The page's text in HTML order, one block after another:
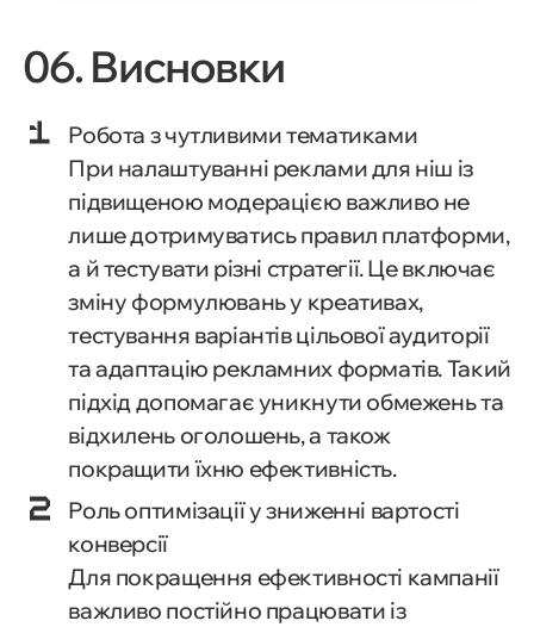
06. Висновки
Робота з чутливими тематиками
При налаштуванні реклами для ніш із
підвищеною модерацією важливо не
лише дотримуватись правил платформи,
а й тестувати різні стратегії. Це включає
зміну формулювань у креативах,
тестування варіантів цільової аудиторії
та адаптацію рекламних форматів. Такий
підхід допомагає уникнути обмежень та
відхилень оголошень, а також
покращити їхню ефективність.
Роль оптимізації у зниженні вартості
конверсії
Для покращення ефективності кампанії
важливо постійно працювати із